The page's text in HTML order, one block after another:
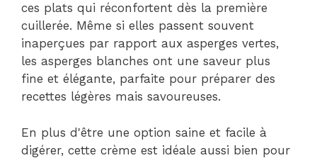
ces plats qui réconfortent dès la première
cuillerée. Même si elles passent souvent
inaperçues par rapport aux asperges vertes,
les asperges blanches ont une saveur plus
fine et élégante, parfaite pour préparer des
recettes légères mais savoureuses.
En plus d'être une option saine et facile à
digérer, cette crème est idéale aussi bien pour